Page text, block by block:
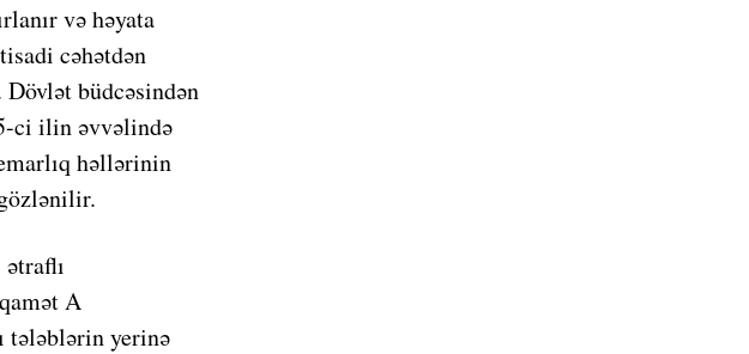
və həyata
cəhətdən
Dövlət büdcəsindən
ci ilin əvvəlində
həllərinin
A
tələblərin yerinə